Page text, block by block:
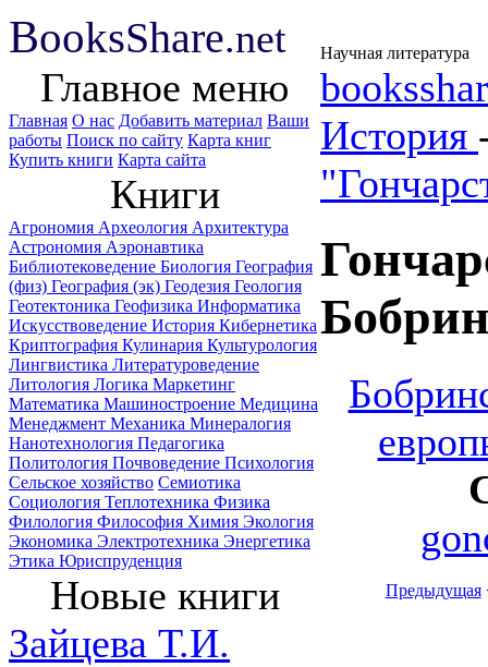
BooksShare.net Научная литература
Главное меню
Главная О нас Добавить материал Ваши
работы Поиск по сайту Карта книг
Купить книги Карта сайта
Книги
Агрономия Археология Архитектура
Астрономия Аэронавтика
Библиотековедение Биология География
(физ) География (эк) Геодезия Геология
Геотектоника Геофизика Информатика
Искусствоведение История Кибернетика
Криптография Кулинария Культурология
Лингвистика Литературоведение
Литология Логика Маркетинг
Математика Машиностроение Медицина
Менеджмент Механика Минералогия
Нанотехнология Педагогика
Политология Почвоведение Психология
Сельское хозяйство Семиотика
Социология Теплотехника Физика
Филология Философия Химия Экология
Экономика Электротехника Энергетика
Этика Юриспруденция
Новые книги
Зайцева Т.И.
История
Предыдущая